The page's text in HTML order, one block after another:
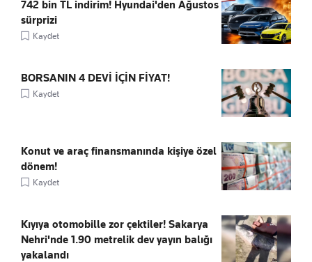
742 bin TL indirim! Hyundai'den Ağustos
sürprizi
Kaydet
BORSANIN 4 DEVİ İÇİN FİYAT!
Kaydet
Konut ve araç finansmanında kişiye özel
dönem!
Kaydet
Kıyıya otomobille zor çektiler! Sakarya
Nehri'nde 1.90 metrelik dev yayın balığı
yakalandı